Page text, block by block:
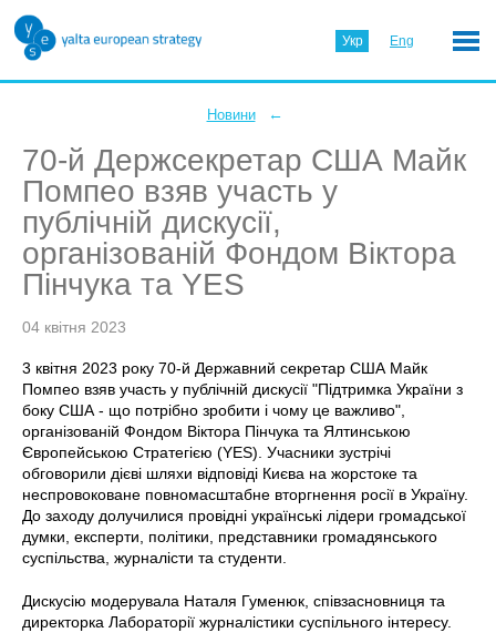
Укр Eng
Новини ←
70-й Держсекретар США Майк
Помпео взяв участь у
публічній дискусії,
організованій Фондом Віктора
Пінчука та YES
04 квітня 2023
3 квітня 2023 року 70-й Державний секретар США Майк
Помпео взяв участь у публічній дискусії "Підтримка України з
боку США - що потрібно зробити і чому це важливо",
організованій Фондом Віктора Пінчука та Ялтинською
Європейською Стратегією (YES). Учасники зустрічі
обговорили дієві шляхи відповіді Києва на жорстоке та
неспровоковане повномасштабне вторгнення росії в Україну.
До заходу долучилися провідні українські лідери громадської
думки, експерти, політики, представники громадянського
суспільства, журналісти та студенти.
Дискусію модерувала Наталя Гуменюк, співзасновниця та
директорка Лабораторії журналістики суспільного інтересу.